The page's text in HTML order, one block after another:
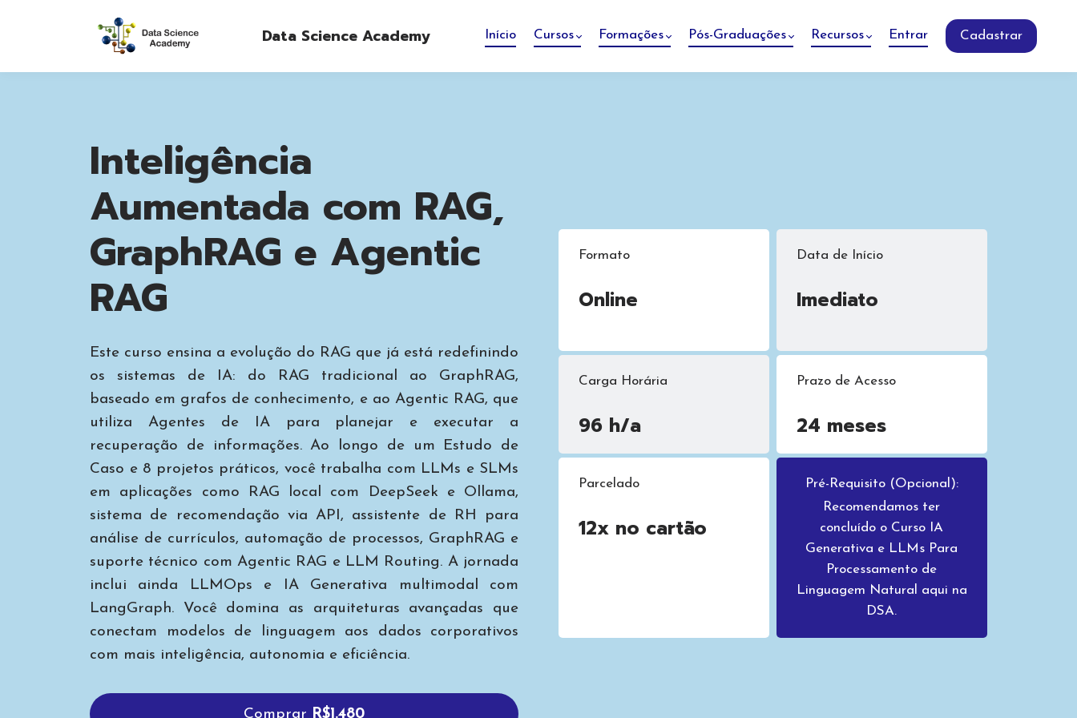
Data Science Academy Início Cursos Formações Pós-Graduações Recursos Entrar Cadastrar
Inteligência
Aumentada com RAG,
GraphRAG e Agentic
RAG
Este curso ensina a evolução do RAG que já está redefinindo
os sistemas de IA: do RAG tradicional ao GraphRAG,
baseado em grafos de conhecimento, e ao Agentic RAG, que
utiliza Agentes de IA para planejar e executar a
recuperação de informações. Ao longo de um Estudo de
Caso e 8 projetos práticos, você trabalha com LLMs e SLMs
em aplicações como RAG local com DeepSeek e Ollama,
sistema de recomendação via API, assistente de RH para
análise de currículos, automação de processos, GraphRAG e
suporte técnico com Agentic RAG e LLM Routing. A jornada
inclui ainda LLMOps e IA Generativa multimodal com
LangGraph. Você domina as arquiteturas avançadas que
conectam modelos de linguagem aos dados corporativos
com mais inteligência, autonomia e eficiência.
Comprar R$1.480
Formato
Online
Data de Início
Imediato
Carga Horária
96 h/a
Prazo de Acesso
24 meses
Parcelado
12x no cartão
Pré-Requisito (Opcional):
Recomendamos ter
concluído o Curso IA
Generativa e LLMs Para
Processamento de
Linguagem Natural aqui na
DSA.